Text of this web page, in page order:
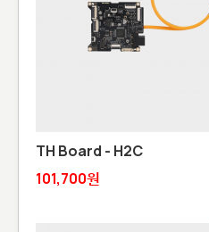
TH Board - H2C
101,700원